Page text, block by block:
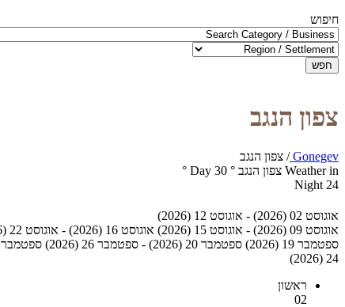
חיפוש
חפש
צפון הנגב
Gonegev
/ צפון הנגב
Weather in צפון הנגב
°
30
Day
°
24
Night
אוגוסט 02 (2026) - אוגוסט 12 (2026)
אוגוסט 09 (2026) - אוגוסט 15 (2026)
אוגוסט 16 (2026) - אוגוסט 22 (2026)
ספטמבר 19 (2026)
ספטמבר 20 (2026) - ספטמבר 26 (2026) ספטמבר 27 (2026) - אוקטובר 03 (2026)
24 (2026)
ראשון
02